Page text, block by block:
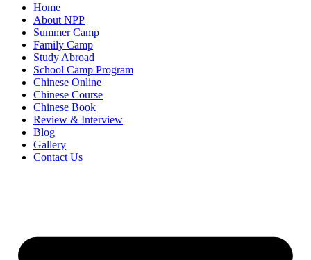
Home
About NPP
Summer Camp
Family Camp
Study Abroad
School Camp Program
Chinese Online
Chinese Course
Chinese Book
Review & Interview
Blog
Gallery
Contact Us